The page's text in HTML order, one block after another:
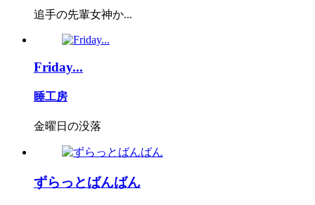
追手の先輩女神か...
Friday...
睡工房
金曜日の没落
ずらっとばんばん